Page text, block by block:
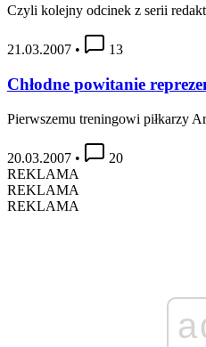
Czyli kolejny odcinek z serii
21.03.2007 • 13
Chłodne powitanie
Pierwszemu treningowi piłkarzy
20.03.2007 •
20
REKLAMA
REKLAMA
REKLAMA